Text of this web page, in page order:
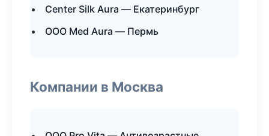
Center Silk Aura — Екатеринбург
ООО Med Aura — Пермь
Компании в Москва